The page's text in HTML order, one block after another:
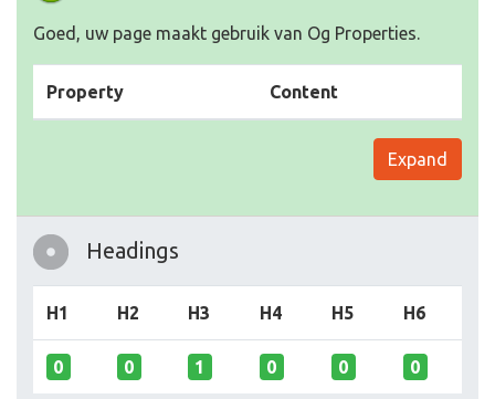
Goed, uw page maakt gebruik van Og Properties.
Property Content
Expand
Headings
H1 H2 H3 H4 H5 H6
0 0 1 0 0 0